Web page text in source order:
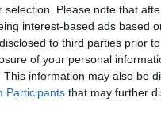
selection. Please note that
interest-based ads based
to third parties prior
of your personal
This information may also be
Participants that may further